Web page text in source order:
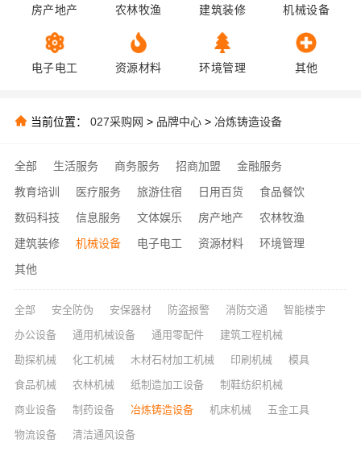
房产地产 农林牧渔 建筑装修 机械设备
电子电工 资源材料 环境管理 其他
当前位置： 027采购网 > 品牌中心 > 冶炼铸造设备
全部 生活服务 商务服务 招商加盟
金融服务
教育培训
医疗服务 旅游住宿 日用百货
食品餐饮
数码科技
信息服务 文体娱乐 房产地产
农林牧渔
建筑装修
机械设备 电子电工 资源材料
环境管理
其他
全部 安全防伪 安保器材 防盗报警 消防交通 智能楼宇
办公设备 通用机械设备 通用零配件 建筑工程机械
勘探机械 化工机械 木材石材加工机械 印刷机械 模具
食品机械 农林机械 纸制造加工设备 制鞋纺织机械
商业设备 制药设备 冶炼铸造设备 机床机械 五金工具
物流设备 清洁通风设备